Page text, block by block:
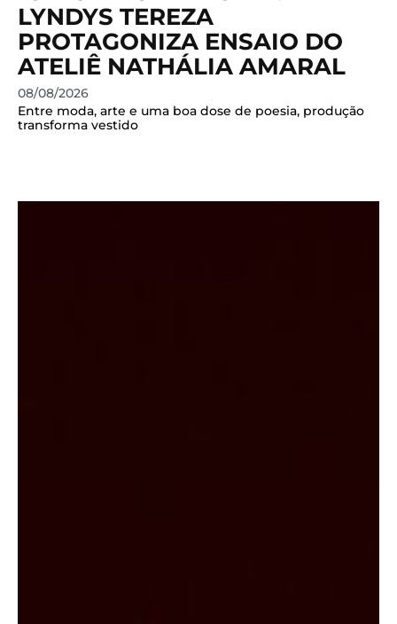
LYNDYS TEREZA
PROTAGONIZA ENSAIO DO
ATELIÊ NATHÁLIA AMARAL
08/08/2026
Entre moda, arte e uma boa dose de poesia, produção
transforma vestido